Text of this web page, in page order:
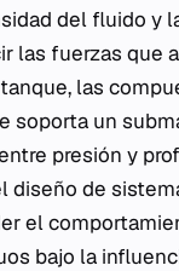
del fluido y
las fuerzas que
las
soporta un
presión y
diseño de
el
bajo la